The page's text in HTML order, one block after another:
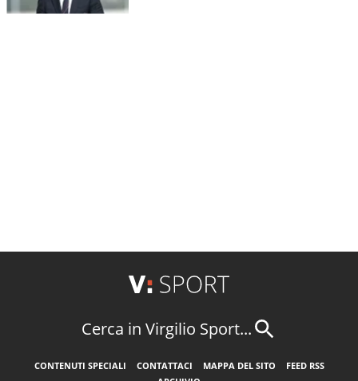
Cerca in Virgilio Sport...
CONTENUTI SPECIALI CONTATTACI MAPPA DEL SITO
FEED RSS